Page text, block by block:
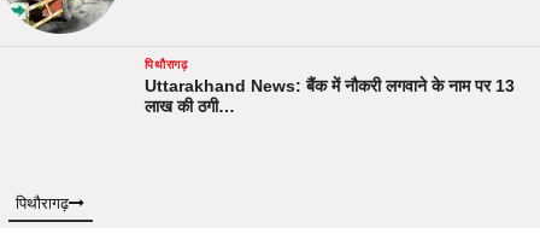
पिथौरागढ़
Uttarakhand News: बैंक में नौकरी लगवाने के नाम पर 13
लाख की ठगी…
पिथौरागढ़